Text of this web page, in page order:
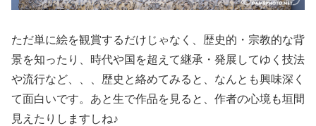
ただ単に絵を観賞するだけじゃなく、歴史的・宗教的な背
景を知ったり、時代や国を超えて継承・発展してゆく技法
や流行など、、、歴史と絡めてみると、なんとも興味深く
て面白いです。あと生で作品を見ると、作者の心境も垣間
見えたりしますしね♪